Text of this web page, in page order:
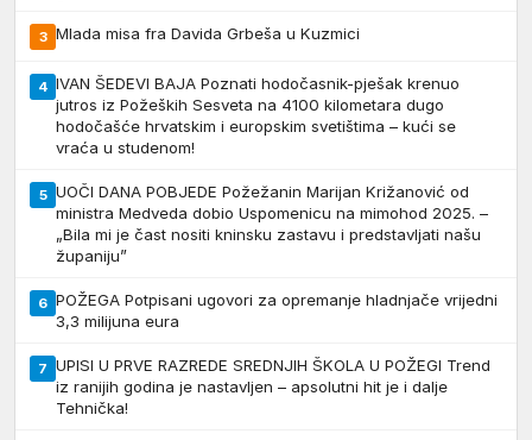
3 Mlada misa fra Davida Grbeša u Kuzmici
4 IVAN ŠEDEVI BAJA Poznati hodočasnik-pješak krenuo
jutros iz Požeških Sesveta na 4100 kilometara dugo
hodočašće hrvatskim i europskim svetištima – kući se
vraća u studenom!
5 UOČI DANA POBJEDE Požežanin Marijan Križanović od
ministra Medveda dobio Uspomenicu na mimohod 2025. –
„Bila mi je čast nositi kninsku zastavu i predstavljati našu
županiju”
6 POŽEGA Potpisani ugovori za opremanje hladnjače vrijedni
3,3 milijuna eura
7 UPISI U PRVE RAZREDE SREDNJIH ŠKOLA U POŽEGI Trend
iz ranijih godina je nastavljen – apsolutni hit je i dalje
Tehnička!